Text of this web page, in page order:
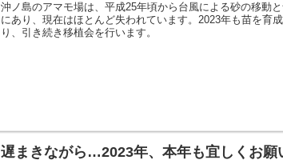
沖ノ島のアマモ場は、平成25年頃から台風による砂の移動
にあり、現在はほとんど失われています。2023年も苗を育
り、引き続き移植会を行います。
遅まきながら…2023年、本年も宜しくお願